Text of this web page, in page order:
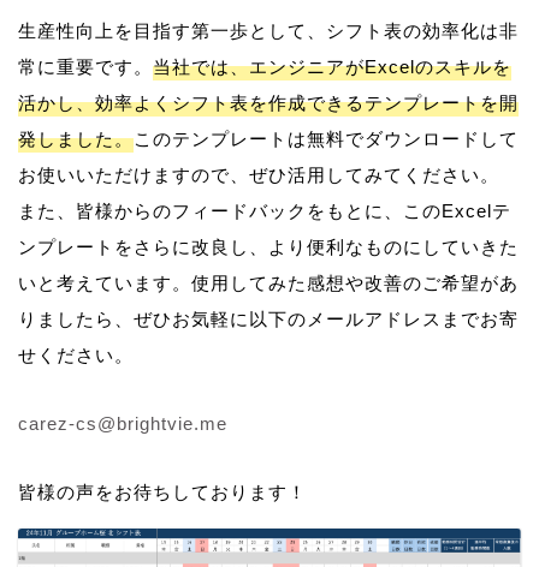
生産性向上を目指す第一歩として、シフト表の効率化は非
常に重要です。 当社では、エンジニアがExcelのスキルを
活かし、効率よくシフト表を作成できるテンプレートを開
発しました。このテンプレートは無料でダウンロードして
お使いいただけますので、ぜひ活用してみてください。
また、皆様からのフィードバックをもとに、このExcelテ
ンプレートをさらに改良し、より便利なものにしていきた
いと考えています。使用してみた感想や改善のご希望があ
りましたら、ぜひお気軽に以下のメールアドレスまでお寄
せください。
carez-cs@brightvie.me
皆様の声をお待ちしております！